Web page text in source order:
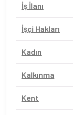
İş İlanı
İşçi Hakları
Kadın
Kalkınma
Kent